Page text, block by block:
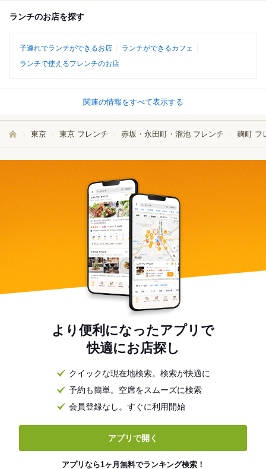
ランチのお店を探す
子連れでランチができるお店
ランチができるカフェ
ランチで使えるフレンチのお店
関連の情報をすべて表示する
東京 東京 フレンチ 赤坂・永田町・溜池 フレンチ 麹町 フ
より便利になったアプリで
快適にお店探し
クイックな現在地検索。検索が快適に
予約も簡単。空席をスムーズに検索
会員登録なし。すぐに利用開始
アプリで開く
アプリなら1ヶ月無料でランキング検索！